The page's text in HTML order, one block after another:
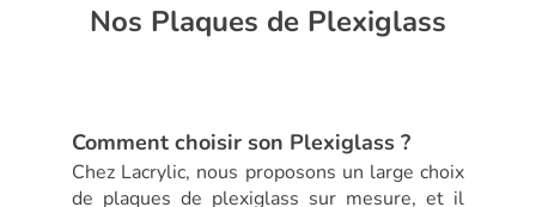
Nos Plaques de Plexiglass
Comment choisir son Plexiglass ?
Chez Lacrylic, nous proposons un large choix
de plaques de plexiglass sur mesure, et il